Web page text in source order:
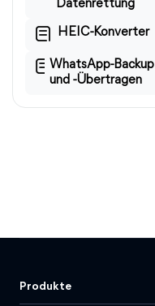
Datenrettung
HEIC-Konverter
WhatsApp-Backup
und -Übertragen
Produkte